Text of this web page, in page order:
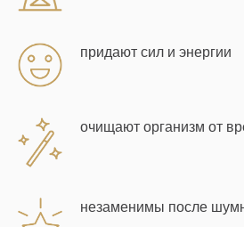
придают сил и энергии
очищают организм от
незаменимы после